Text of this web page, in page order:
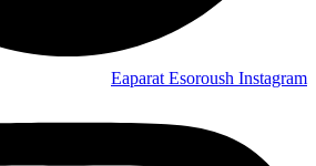
Eaparat Esoroush Instagram